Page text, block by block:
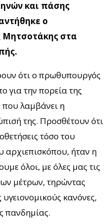
και πάσης
ο
Μητσοτάκης στα
ότι ο πρωθυπουργός
για την πορεία της
που λαμβάνει η
της. Προσθέτουν ότι
τόσο του
ήταν η
όλοι, με όλες μας τις
μέτρων, τηρώντας
κανόνες,
πανδημίας.